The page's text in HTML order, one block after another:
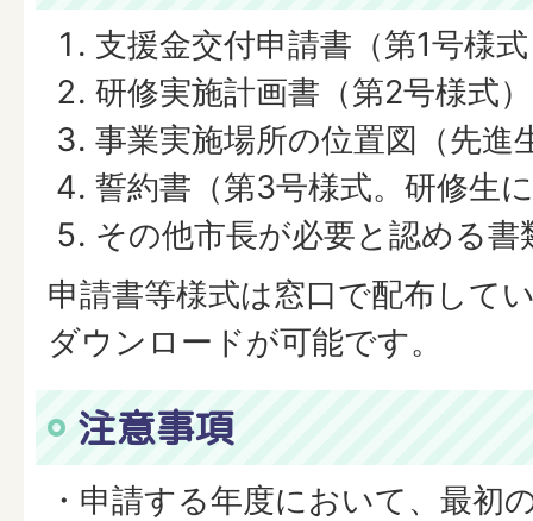
支援金交付申請書（第1号様
研修実施計画書（第2号様式）
事業実施場所の位置図（先進
誓約書（第3号様式。研修生
その他市長が必要と認める書
申請書等様式は窓口で配布して
ダウンロードが可能です。
注意事項
・申請する年度において、最初